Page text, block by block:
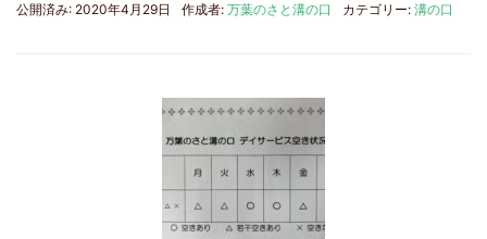
公開済み: 2020年4月29日 作成者: 万葉のさと溝の口 カテゴリー: 溝の口